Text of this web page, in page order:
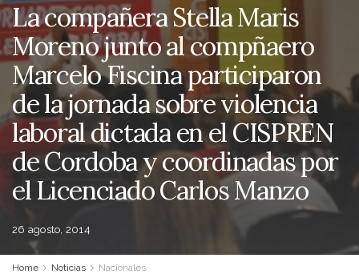
La compañera Stella Maris
Moreno junto al compñaero
Marcelo Fiscina participaron
de la jornada sobre violencia
laboral dictada en el CISPREN
de Cordoba y coordinadas por
el Licenciado Carlos Manzo
26 agosto, 2014
Home Noticias Nacionales